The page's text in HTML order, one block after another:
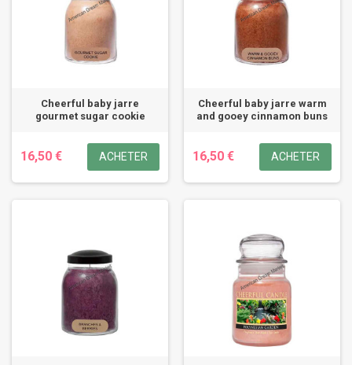
Cheerful baby jarre
gourmet sugar cookie
16,50 € ACHETER
Cheerful baby jarre warm
and gooey cinnamon buns
16,50 € ACHETER